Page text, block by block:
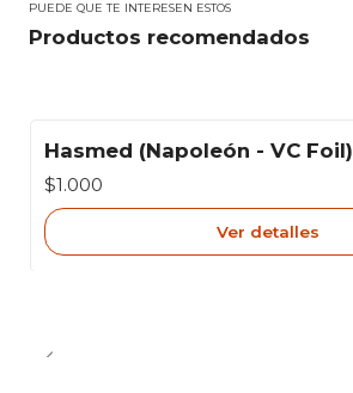
PUEDE QUE TE INTERESEN ESTOS
Productos recomendados
Agotado
Hasmed (Napoleón - VC Foil)
$1.000
Ver detalles